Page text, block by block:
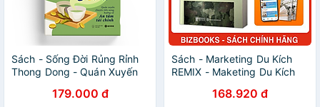
Sách - Sống Đời Rủng Rỉnh
Thong Dong - Quán Xuyến
Về An Tâm Tài Chính
179.000 đ
Sách - Marketing Du Kích
REMIX - Maketing Du Kích
168.920 đ